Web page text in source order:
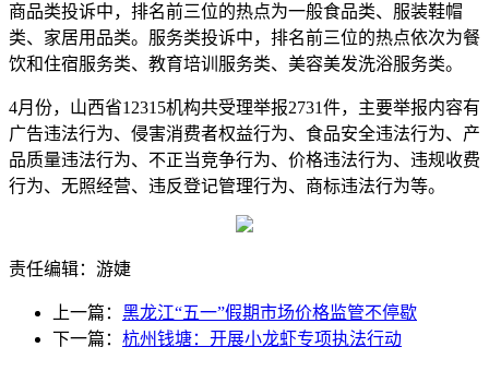
商品类投诉中，排名前三位的热点为一般食品类、服装鞋帽
类、家居用品类。服务类投诉中，排名前三位的热点依次为餐
饮和住宿服务类、教育培训服务类、美容美发洗浴服务类。
4月份，山西省12315机构共受理举报2731件，主要举报内容有
广告违法行为、侵害消费者权益行为、食品安全违法行为、产
品质量违法行为、不正当竞争行为、价格违法行为、违规收费
行为、无照经营、违反登记管理行为、商标违法行为等。
责任编辑：游婕
上一篇： 黑龙江“五一”假期市场价格监管不停歇
下一篇： 杭州钱塘：开展小龙虾专项执法行动